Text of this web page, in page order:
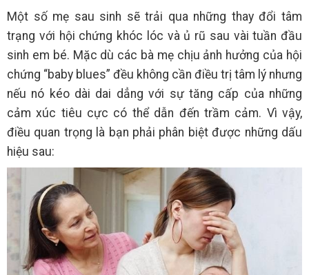
Một số mẹ sau sinh sẽ trải qua những thay đổi tâm
trạng với hội chứng khóc lóc và ủ rũ sau vài tuần đầu
sinh em bé. Mặc dù các bà mẹ chịu ảnh hưởng của hội
chứng “baby blues” đều không cần điều trị tâm lý nhưng
nếu nó kéo dài dai dẳng với sự tăng cấp của những
cảm xúc tiêu cực có thể dẫn đến trầm cảm. Vì vậy,
điều quan trọng là bạn phải phân biệt được những dấu
hiệu sau: